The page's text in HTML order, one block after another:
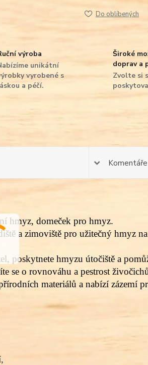
Do oblíbených
výroba
unikátní
vyrobené s
a péčí.
Široké
doprav a
Zvolte si
Komentáře
hmyz, domeček pro hmyz.
a zimoviště pro užitečný hmyz na
poskytnete hmyzu útočiště a
se o rovnováhu a pestrost
materiálů a nabízí zázemí